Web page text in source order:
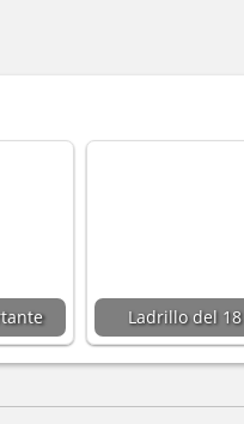
Ladrillo del 18